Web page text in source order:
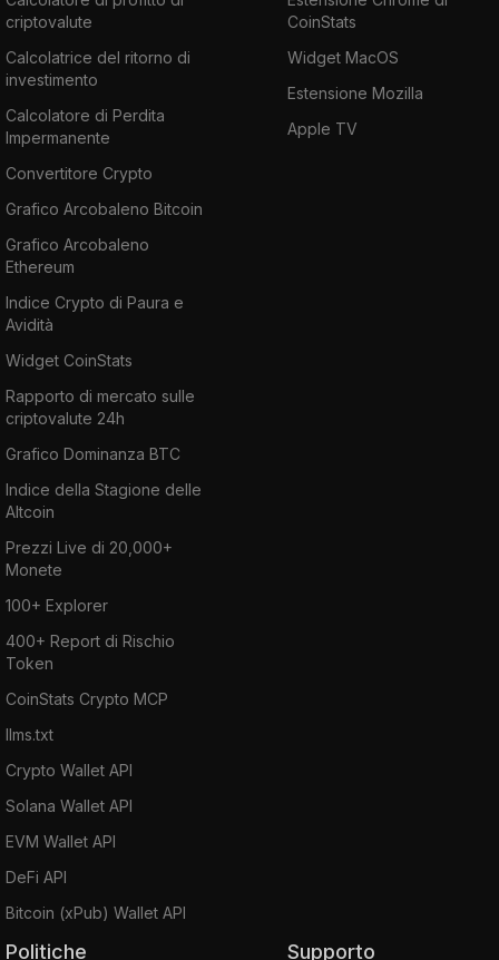
criptovalute
Calcolatrice del ritorno di
investimento
Calcolatore di Perdita
Impermanente
Convertitore Crypto
Grafico Arcobaleno Bitcoin
Grafico Arcobaleno
Ethereum
Indice Crypto di Paura e
Avidità
Widget CoinStats
Rapporto di mercato sulle
criptovalute 24h
Grafico Dominanza BTC
Indice della Stagione delle
Altcoin
Prezzi Live di 20,000+
Monete
100+ Explorer
400+ Report di Rischio
Token
CoinStats Crypto MCP
llms.txt
Crypto Wallet API
Solana Wallet API
EVM Wallet API
DeFi API
Bitcoin (xPub) Wallet API
CoinStats
Widget MacOS
Estensione Mozilla
Apple TV
Politiche Supporto